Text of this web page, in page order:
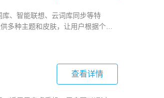
、智能联想、云词库同步等特
多种主题和皮肤，让用户根据个人
查看详情